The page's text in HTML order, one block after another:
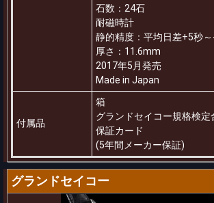
石数：24石
耐磁時計
静的精度：平均日差+5秒
厚さ：11.6mm
2017年5月発売
Made in Japan
付属品
箱
グランドセイコー規格検定
保証カード
(5年間メーカー保証)
グランドセイコー